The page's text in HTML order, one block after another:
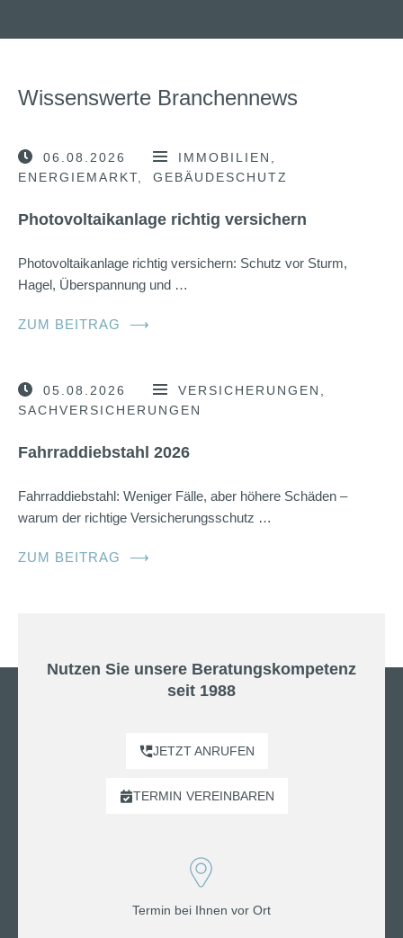
Wissenswerte Branchennews
06.08.2026
IMMOBILIEN
ENERGIEMARKT
GEBÄUDESCHUTZ
Photovoltaikanlage richtig versichern
Photovoltaikanlage richtig versichern: Schutz vor Sturm,
Hagel, Überspannung und …
ZUM BEITRAG ⟶
05.08.2026
VERSICHERUNGEN
SACHVERSICHERUNGEN
Fahrraddiebstahl 2026
Fahrraddiebstahl: Weniger Fälle, aber höhere Schäden –
warum der richtige Versicherungsschutz …
ZUM BEITRAG ⟶
Nutzen Sie unsere Beratungskompetenz
seit 1988
JETZT ANRUFEN
TERMIN VEREINBAREN
Termin bei Ihnen vor Ort